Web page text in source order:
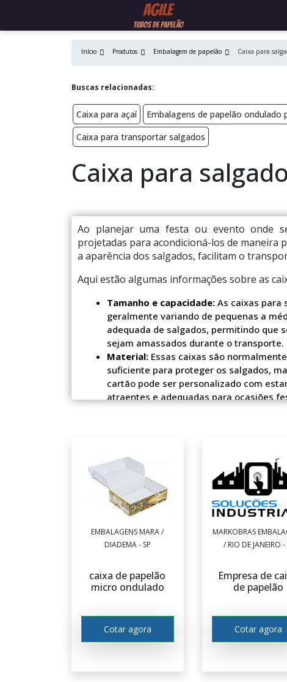
Início Produtos Embalagem de papelão Caixa para
Buscas relacionadas:
Caixa para açaí Embalagens de papelão ondulado
Caixa para transportar salgados
Caixa para
Ao planejar uma festa ou evento onde
projetadas para acondicioná-los de maneira
a aparência dos salgados, facilitam o
Aqui estão algumas informações sobre as
Tamanho e capacidade:As caixas para
geralmente variando de pequenas a
adequada de salgados, permitindo que
sejam amassados durante o transporte.
Material:Essas caixas são
suficiente para proteger os salgados,
cartão pode ser personalizado com
atraentes e adequadas para ocasiões
Muitas caixas
os salgados e a mantê-los frescos. A
fechamento seguro da caixa.
Personalização:
Essas caixas podem
específicas. É possível imprimir o
outra arte personalizada para tornar as
Praticidade e transporte:As caixas
Elas geralmente possuem uma alça ou
Essas caixas são uma ótima opção para
casamentos, aniversários e outras ocasiões
armazenar e transportar salgados,
EMBALAGENS MARA /
DIADEMA - SP
caixa de papelão
micro ondulado
Cotar agora
MARKOBRAS
/ RIO DE JANEIRO -
Empresa de
de papelão
Cotar agora